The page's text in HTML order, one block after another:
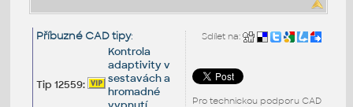
Sdílet na:
Pro technickou podporu CAD
Příbuzné CAD tipy:
Tip 12559:
Kontrola
adaptivity v
sestavách a
hromadné